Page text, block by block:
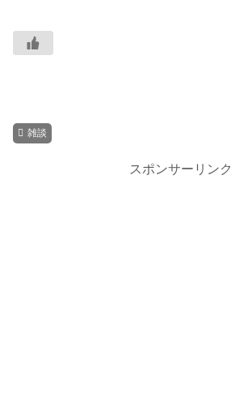
雑談
スポンサーリンク